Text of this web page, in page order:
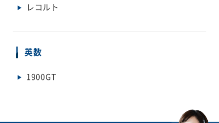
レコルト
英数
1900GT